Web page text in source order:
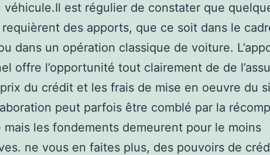
véhicule.Il est régulier de constater que
des apports, que ce soit dans le
dans un opération classique de voiture.
offre l’opportunité tout clairement de de
du crédit et les frais de mise en oeuvre du
peut parfois être comblé par la
mais les fondements demeurent pour le moins
ne vous en faites plus, des pouvoirs de